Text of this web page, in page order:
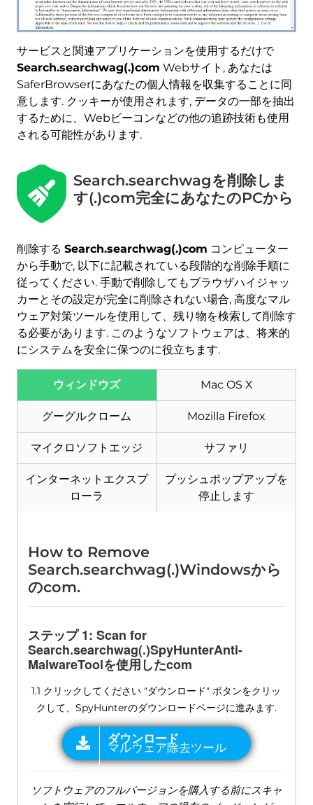
サービスと関連アプリケーションを使用するだけで
Search.searchwag(.)com Webサイト, あなたは
SaferBrowserにあなたの個人情報を収集することに同
意します. クッキーが使用されます, データの一部を抽出
するために、Webビーコンなどの他の追跡技術も使用
される可能性があります.
Search.searchwagを削除しま
す(.)com完全にあなたのPCから
削除する Search.searchwag(.)com コンピューター
から手動で, 以下に記載されている段階的な削除手順に
従ってください. 手動で削除してもブラウザハイジャッ
カーとその設定が完全に削除されない場合, 高度なマル
ウェア対策ツールを使用して、残り物を検索して削除す
る必要があります. このようなソフトウェアは、将来的
にシステムを安全に保つのに役立ちます.
ウィンドウズ Mac OS X
グーグルクローム Mozilla Firefox
マイクロソフトエッジ サファリ
インターネットエクスプ
ローラ
プッシュポップアップを
停止します
How to Remove
Search.searchwag(.)Windowsから
のcom.
ステップ 1: Scan for
Search.searchwag(.)SpyHunterAnti-
MalwareToolを使用したcom
1.1 クリックしてください "ダウンロード" ボタンをクリッ
クして、SpyHunterのダウンロードページに進みます.
ダウンロード
マルウェア除去ツール
ソフトウェアのフルバージョンを購入する前にスキャ